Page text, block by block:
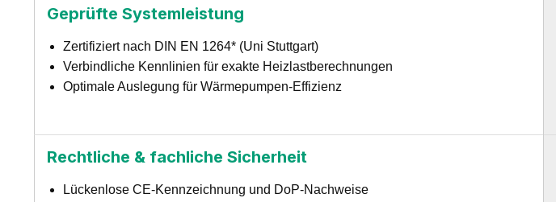
Geprüfte Systemleistung
Zertifiziert nach DIN EN 1264* (Uni Stuttgart)
Verbindliche Kennlinien für exakte Heizlastberechnungen
Optimale Auslegung für Wärmepumpen-Effizienz
Rechtliche & fachliche Sicherheit
Lückenlose CE-Kennzeichnung und DoP-Nachweise